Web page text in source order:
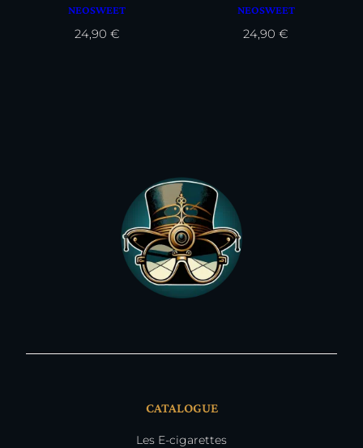
NEOSWEET
24,90 €
NEOSWEET
24,90€
CATALOGUE
Les E-cigarettes